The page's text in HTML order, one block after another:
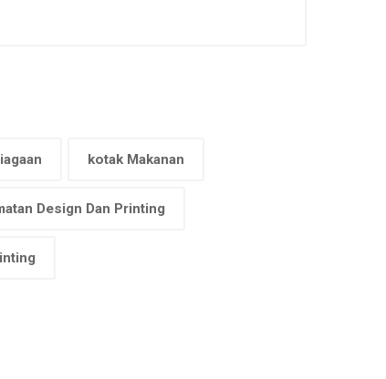
kotak Makanan
Design Dan Printing